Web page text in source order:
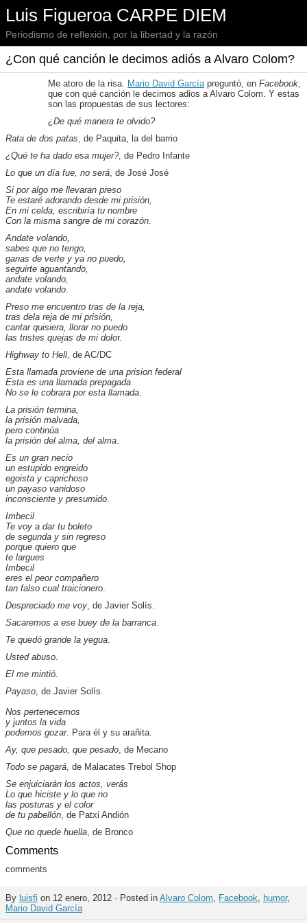
Luis Figueroa CARPE DIEM
Periodismo de reflexión, por la libertad y la razón
¿Con qué canción le decimos adiós a Alvaro Colom?
Me atoro de la risa. Mario David Garcíapreguntó, en Facebook,
que con qué canción le decimos adios a Alvaro Colom. Y estas
son las propuestas de sus lectores:
¿De qué manera te olvido?
Rata de dos patas, de Paquita, la del barrio
¿Qué te ha dado esa mujer?, de Pedro Infante
Lo que un día fue, no será, de José José
Si por algo me llevaran preso
Te estaré adorando desde mi prisión,
En mi celda, escribiría tu nombre
Con la misma sangre de mi corazón.
Andate volando,
sabes que no tengo,
ganas de verte y ya no puedo,
seguirte aguantando,
andate volando,
andate volando.
Preso me encuentro tras de la reja,
tras dela reja de mi prisión,
cantar quisiera, llorar no puedo
las tristes quejas de mi dolor.
Highway to Hell, de AC/DC
Esta llamada proviene de una prision federal
Esta es una llamada prepagada
No se le cobrara por esta llamada.
La prisión termina,
la prisión malvada,
pero continúa
la prisión del alma, del alma.
Es un gran necio
un estupido engreido
egoista y caprichoso
un payaso vanidoso
inconsciente y presumido.
Imbecil
Te voy a dar tu boleto
de segunda y sin regreso
porque quiero que
te largues
Imbecil
eres el peor compañero
tan falso cual traicionero.
Despreciado me voy, de Javier Solís.
Sacaremos a ese buey de la barranca.
Te quedó grande la yegua.
Usted abuso.
El me mintió.
Payaso, de Javier Solís.
Nos pertenecemos
y juntos la vida
podemos gozar. Para él y su arañita.
Ay, que pesado, que pesado, de Mecano
Todo se pagará, de Malacates Trebol Shop
Se enjuiciarán los actos, verás
Lo que hiciste y lo que no
las posturas y el color
de tu pabellón, de Patxi Andión
Que no quede huella, de Bronco
Comments
comments
By luisfi on 12 enero, 2012 · Posted in Alvaro Colom, Facebook, humor,
Mario David García